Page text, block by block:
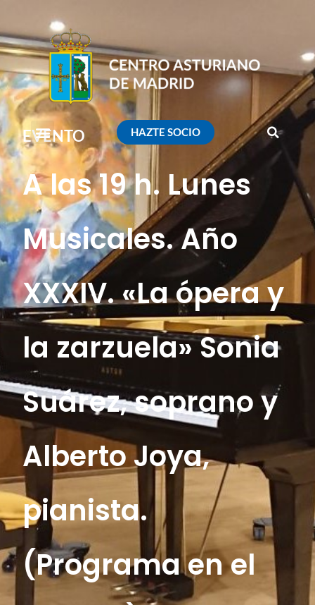
HAZTE SOCIO
EVENTO
A las 19 h. Lunes
Musicales. Año
XXXIV. «La ópera y
la zarzuela» Sonia
Suárez, soprano y
Alberto Joya,
pianista.
(Programa en el